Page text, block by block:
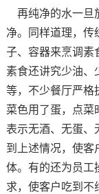
再纯净的水一旦
净。同样道理，传
子、容器来烹调素
素食还讲究少油
等，不少餐厅严格
菜色用了蛋，点菜
表示无酒、无蛋、
到上述情况，使客
体。有的还为员工
求，使客户吃到不